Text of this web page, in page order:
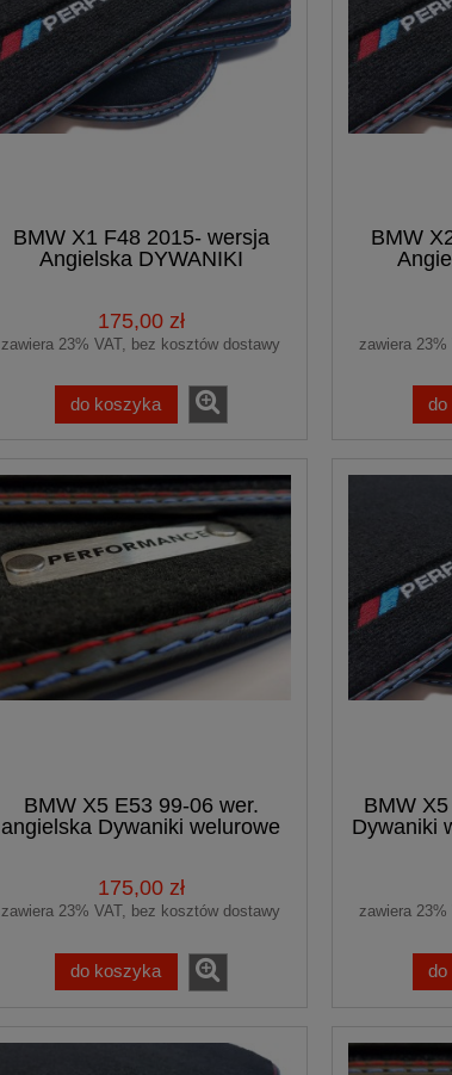
BMW X1 F48 2015- wersja
Angielska DYWANIKI
175,00 zł
zawiera 23% VAT, bez kosztów dostawy
do koszyka
BMW
zawiera
do
BMW X5 E53 99-06 wer.
angielska Dywaniki welurowe
175,00 zł
zawiera 23% VAT, bez kosztów dostawy
do koszyka
BMW
Dywaniki
zawiera
do